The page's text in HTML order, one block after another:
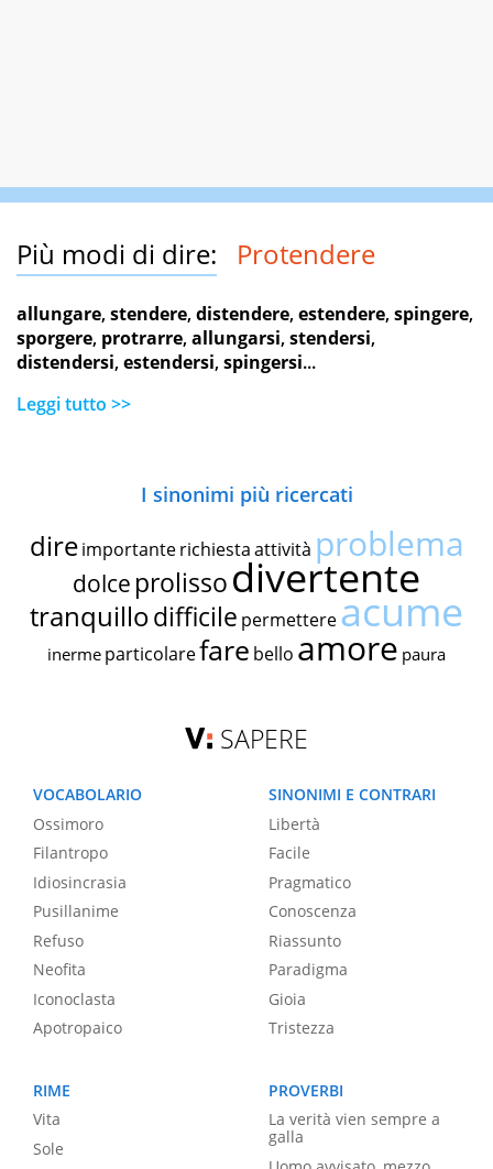
Più modi di dire: Protendere
allungare,stendere,distendere,estendere,spingere,
sporgere, protrarre,allungarsi,stendersi,
distendersi,estendersi,spingersi...
Leggi tutto >>
I sinonimi più ricercati
dire importante richiestaattività problema
dolce prolissodivertente
tranquillodifficile permettereacume
inerme particolarefare bello amore paura
SAPERE
VOCABOLARIO
Ossimoro
Filantropo
Idiosincrasia
Pusillanime
Refuso
Neofita
Iconoclasta
Apotropaico
SINONIMI E CONTRARI
Libertà
Facile
Pragmatico
Conoscenza
Riassunto
Paradigma
Gioia
Tristezza
RIME
Vita
Sole
PROVERBI
La verità vien sempre a
galla